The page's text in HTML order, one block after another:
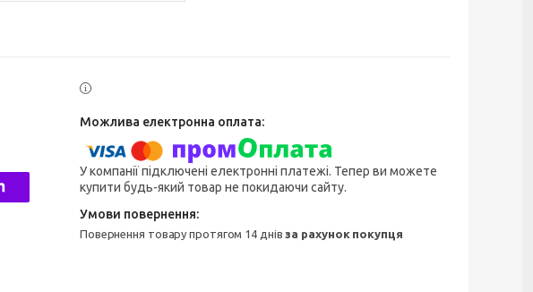
У компанії підключені електронні платежі. Тепер ви можете
купити будь-який товар не покидаючи сайту.
повернення товару протягом 14 днівза рахунок покупця